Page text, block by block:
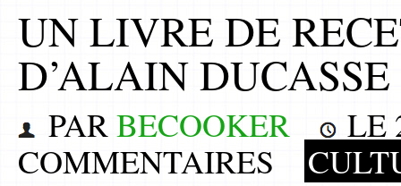
UN LIVRE DE
D’ALAIN DUCASSE
PARBECOOKER LE
COMMENTAIRES